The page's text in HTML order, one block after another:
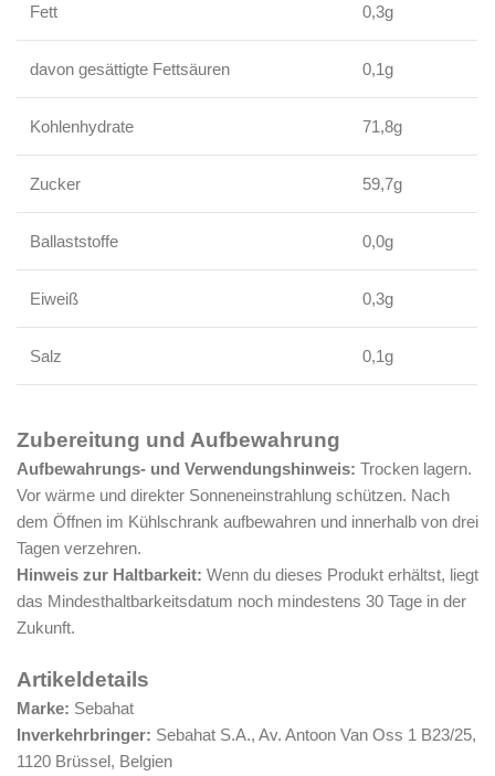
Fett 0,3g
davon gesättigte Fettsäuren 0,1g
Kohlenhydrate 71,8g
Zucker 59,7g
Ballaststoffe 0,0g
Eiweiß 0,3g
Salz 0,1g
Zubereitung und Aufbewahrung
Aufbewahrungs- und Verwendungshinweis: Trocken lagern.
Vor wärme und direkter Sonneneinstrahlung schützen. Nach
dem Öffnen im Kühlschrank aufbewahren und innerhalb von drei
Tagen verzehren.
Hinweis zur Haltbarkeit: Wenn du dieses Produkt erhältst, liegt
das Mindesthaltbarkeitsdatum noch mindestens 30 Tage in der
Zukunft.
Artikeldetails
Marke: Sebahat
Inverkehrbringer: Sebahat S.A., Av. Antoon Van Oss 1 B23/25,
1120 Brüssel, Belgien